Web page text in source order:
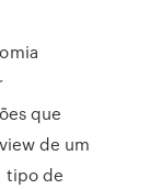
que
de um
tipo de